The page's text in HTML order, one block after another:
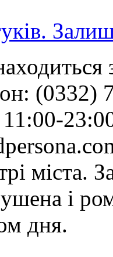
(0332)
міста.
і
дня.